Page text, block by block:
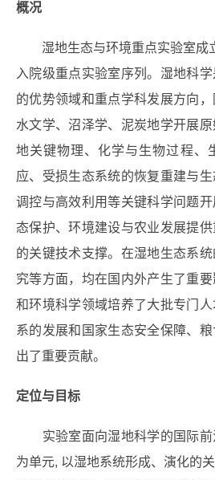
概况
湿地生态与环境重点实验室成
入院级重点实验室序列。湿地科
的优势领域和重点学科发展方向
水文学、沼泽学、泥炭地学开展
地关键物理、化学与生物过程、
应、受损生态系统的恢复重建与
调控与高效利用等关键科学问题
态保护、环境建设与农业发展提
的关键技术支撑。在湿地生态系
究等方面，均在国内外产生了重
和环境科学领域培养了大批专门
系的发展和国家生态安全保障、
出了重要贡献。
定位与目标
实验室面向湿地科学的国际前
为单元, 以湿地系统形成、演化的